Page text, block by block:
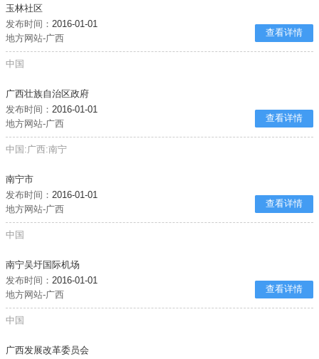
玉林社区
发布时间：2016-01-01
地方网站-广西
查看详情
中国
广西壮族自治区政府
发布时间：2016-01-01
地方网站-广西
查看详情
中国:广西:南宁
南宁市
发布时间：2016-01-01
地方网站-广西
查看详情
中国
南宁吴圩国际机场
发布时间：2016-01-01
地方网站-广西
查看详情
中国
广西发展改革委员会